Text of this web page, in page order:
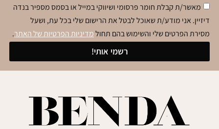
מאשר/ת קבלת חומר פרסומי ושיווקי במייל או בסמס מספיר בנדה
דיזיין. אני מודע/ת שאוכל לבטל את הרישום שלי בכל עת, ושעל
מסירת הפרטים שלי והשימוש בהם תחולמדיניות הפרטיות של האתר.
רשמי אותי!